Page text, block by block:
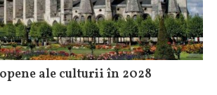
ale culturii în 2028